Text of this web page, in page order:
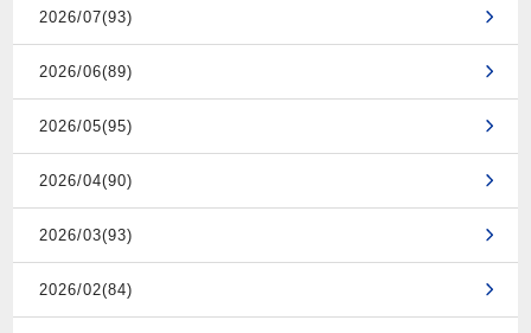
2026/07(93)
2026/06(89)
2026/05(95)
2026/04(90)
2026/03(93)
2026/02(84)